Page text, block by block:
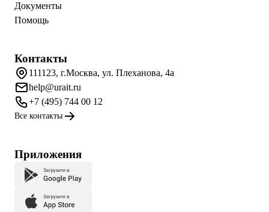
Документы
Помощь
Контакты
111123, г.Москва, ул. Плеханова, 4а
help@urait.ru
+7 (495) 744 00 12
Все контакты
Приложения